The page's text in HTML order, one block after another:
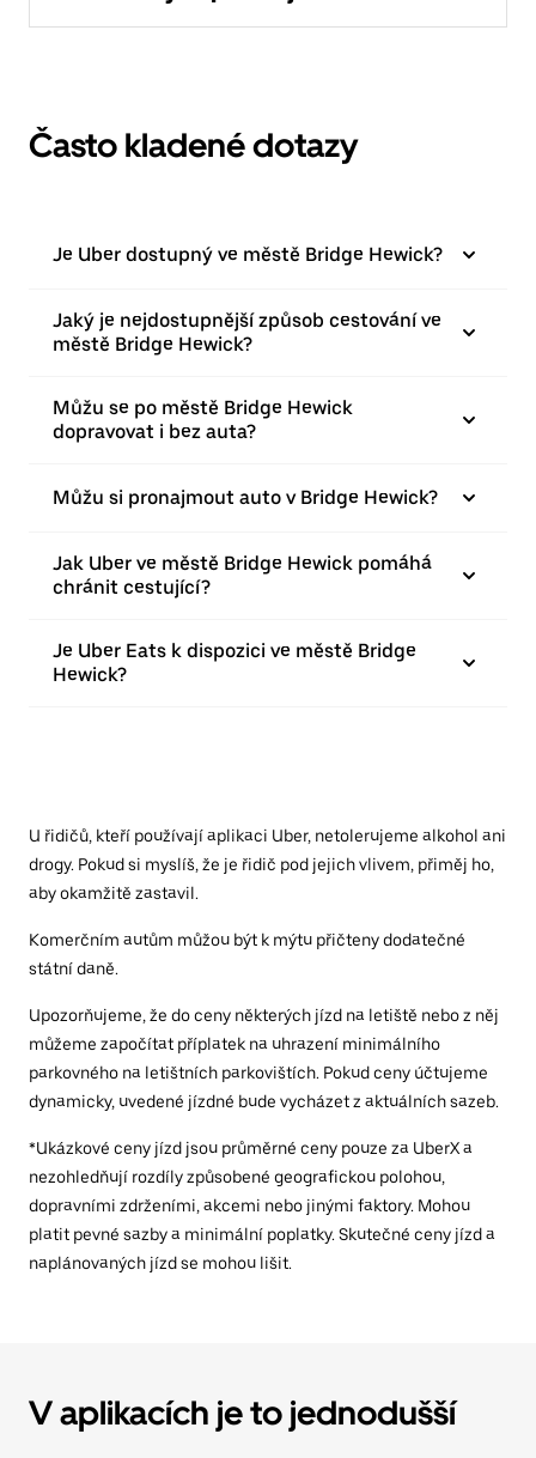
Často kladené dotazy
Je Uber dostupný ve městě Bridge Hewick?
Jaký je nejdostupnější způsob cestování ve
městě Bridge Hewick?
Můžu se po městě Bridge Hewick
dopravovat i bez auta?
Můžu si pronajmout auto v Bridge Hewick?
Jak Uber ve městě Bridge Hewick pomáhá
chránit cestující?
Je Uber Eats k dispozici ve městě Bridge
Hewick?
U řidičů, kteří používají aplikaci Uber, netolerujeme alkohol ani
drogy. Pokud si myslíš, že je řidič pod jejich vlivem, přiměj ho,
aby okamžitě zastavil.
Komerčním autům můžou být k mýtu přičteny dodatečné
státní daně.
Upozorňujeme, že do ceny některých jízd na letiště nebo z něj
můžeme započítat příplatek na uhrazení minimálního
parkovného na letištních parkovištích. Pokud ceny účtujeme
dynamicky, uvedené jízdné bude vycházet z aktuálních sazeb.
*Ukázkové ceny jízd jsou průměrné ceny pouze za UberX a
nezohledňují rozdíly způsobené geografickou polohou,
dopravními zdrženími, akcemi nebo jinými faktory. Mohou
platit pevné sazby a minimální poplatky. Skutečné ceny jízd a
naplánovaných jízd se mohou lišit.
V aplikacích je to jednodušší